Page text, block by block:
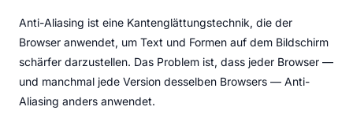
Anti-Aliasing ist eine Kantenglättungstechnik, die der
Browser anwendet, um Text und Formen auf dem Bildschirm
schärfer darzustellen. Das Problem ist, dass jeder Browser —
und manchmal jede Version desselben Browsers — Anti-
Aliasing anders anwendet.